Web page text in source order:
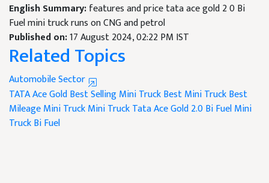
English Summary:features and price tata ace gold 2 0 Bi
Fuel mini truck runs on CNG and petrol
Published on:17 August 2024, 02:22 PM IST
Related Topics
Automobile Sector
TATA Ace GoldBest Selling Mini TruckBest Mini TruckBest
Mileage Mini TruckMini TruckTata Ace Gold 2.0 Bi Fuel Mini
TruckBi Fuel